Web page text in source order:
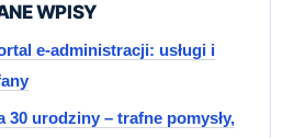
WPISY
e-administracji: usługi i
30 urodziny – trafne pomysły,